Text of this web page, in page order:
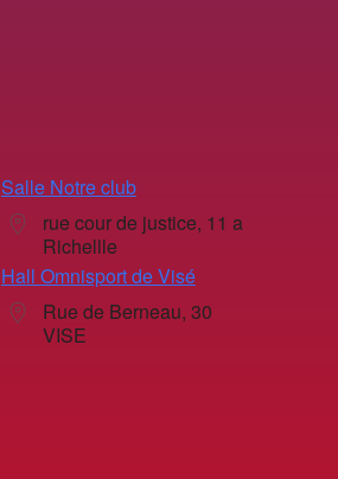
Salle Notre club
rue cour de justice, 11 a
Richellle
Hall Omnisport de Visé
Rue de Berneau, 30
VISE